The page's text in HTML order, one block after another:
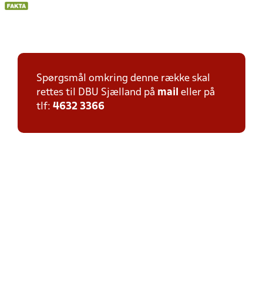
Spørgsmål omkring denne række skal
rettes til DBU Sjælland på mail eller på
tlf: 4632 3366